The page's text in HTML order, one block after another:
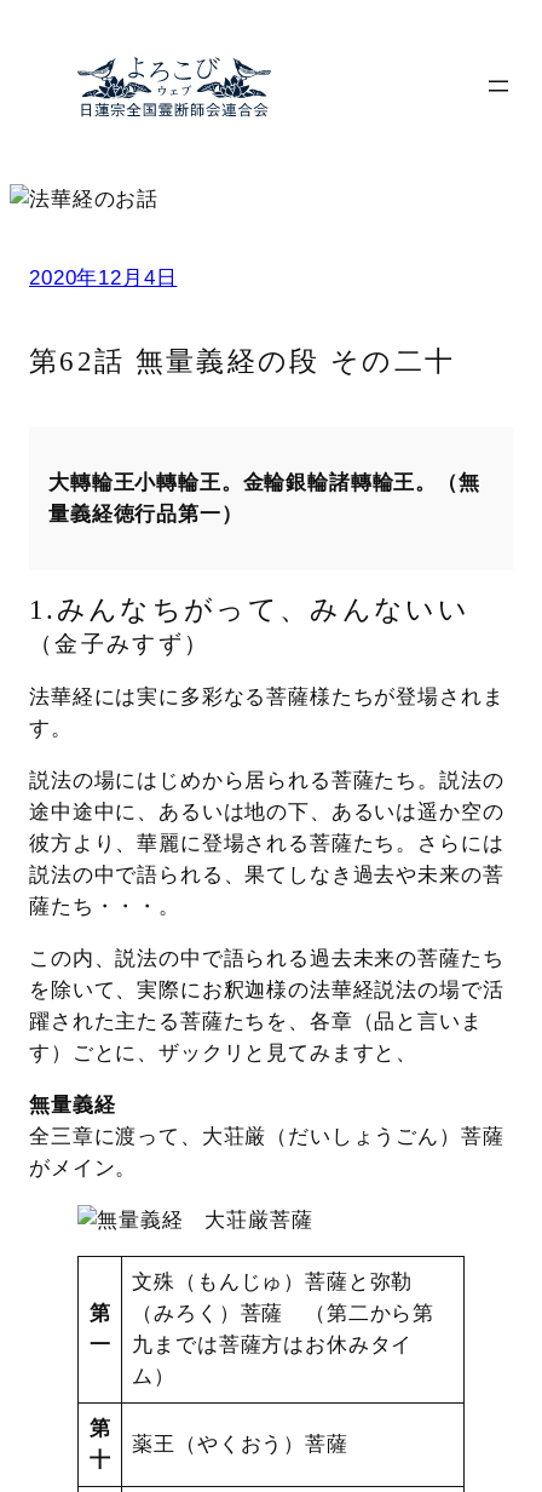
ッ
2020年12月4日
第62話 無量義経の段 その二十
大轉輪王小轉輪王。金輪銀輪諸轉輪王。（無
量義経徳行品第一）
1.みんなちがって、みんないい
（金子みすず）
法華経には実に多彩なる菩薩様たちが登場されま
す。
説法の場にはじめから居られる菩薩たち。説法の
途中途中に、あるいは地の下、あるいは遥か空の
彼方より、華麗に登場される菩薩たち。さらには
説法の中で語られる、果てしなき過去や未来の菩
薩たち・・・。
この内、説法の中で語られる過去未来の菩薩たち
を除いて、実際にお釈迦様の法華経説法の場で活
躍された主たる菩薩たちを、各章（品と言いま
す）ごとに、ザックリと見てみますと、
無量義経
全三章に渡って、大荘厳（だいしょうごん）菩薩
がメイン。
第
一
文殊（もんじゅ）菩薩と弥勒
（みろく）菩薩 （第二から第
九までは菩薩方はお休みタイ
ム）
第
十
薬王（やくおう）菩薩